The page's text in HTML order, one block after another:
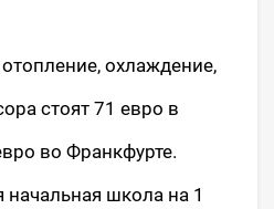
охлаждение,
стоят 71 евро в
во Франкфурте.
школа на 1